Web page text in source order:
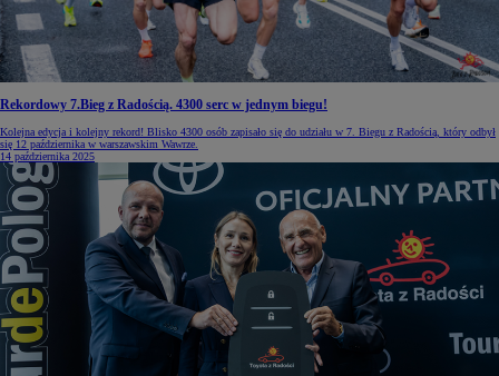
Rekordowy 7.Bieg z Radością. 4300 serc w jednym biegu!
Kolejna edycja i kolejny rekord! Blisko 4300 osób zapisało się do udziału w 7. Biegu z Radością, który odbył
się 12 października w warszawskim Wawrze.
14 października 2025